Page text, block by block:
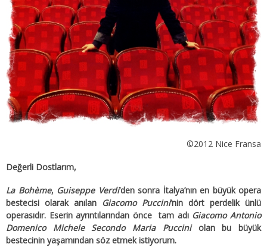
©2012 Nice Fransa
Değerli Dostlarım,
La Bohème, Guiseppe Verdi’den sonra İtalya’nın en büyük opera
bestecisi olarak anılan Giacomo Puccini’nin dört perdelik ünlü
operasıdır. Eserin ayrıntılarından önce tam adı Giacomo Antonio
Domenico Michele Secondo Maria Puccini olan bu büyük
bestecinin yaşamından söz etmek istiyorum.